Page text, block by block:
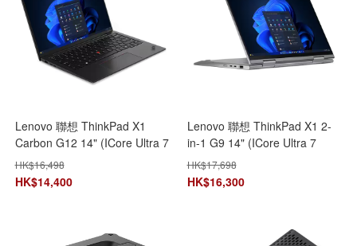
Lenovo 聯想 ThinkPad X1
Carbon G12 14" (ICore Ultra 7
155H/32GB+1TB SSD)
21KC008VHH 手提電腦 筆記型
電腦
HK$16,498
HK$14,400
Lenovo 聯想 ThinkPad X1 2-
in-1 G9 14" (ICore Ultra 7
155U/32GB+1TB SSD/14" IPS
Touch) 21KE004SHH 手提電腦
筆記型電腦
HK$17,698
HK$16,300